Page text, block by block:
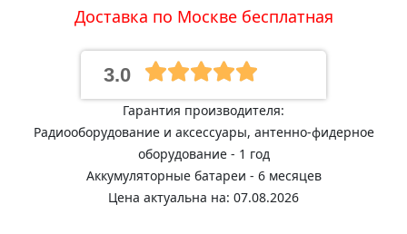
Доставка по Москве бесплатная
3.0
Гарантия производителя:
Радиооборудование и аксессуары, антенно-фидерное
оборудование - 1 год
Аккумуляторные батареи - 6 месяцев
Цена актуальна на: 07.08.2026